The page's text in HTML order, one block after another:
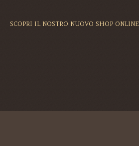
SCOPRI IL NOSTRO NUOVO SHOP ONLINE